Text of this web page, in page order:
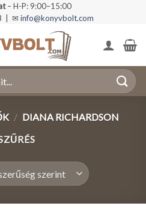
– H-P: 9:00–15:00
| ✉ info@konyvbolt.com
/ DIANA RICHARDSON